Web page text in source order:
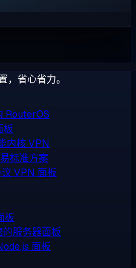
省心省力。
RouterOS
板
内核 VPN
标准方案
VPN 面板
板
服务器面板
面板